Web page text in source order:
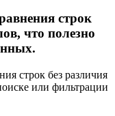
строк
что полезно